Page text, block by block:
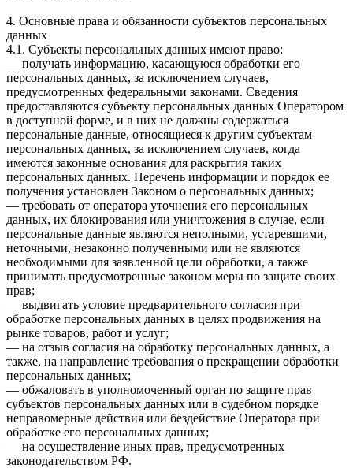
4. Основные права и обязанности субъектов персональных
данных
4.1. Субъекты персональных данных имеют право:
— получать информацию, касающуюся обработки его
персональных данных, за исключением случаев,
предусмотренных федеральными законами. Сведения
предоставляются субъекту персональных данных Оператором
в доступной форме, и в них не должны содержаться
персональные данные, относящиеся к другим субъектам
персональных данных, за исключением случаев, когда
имеются законные основания для раскрытия таких
персональных данных. Перечень информации и порядок ее
получения установлен Законом о персональных данных;
— требовать от оператора уточнения его персональных
данных, их блокирования или уничтожения в случае, если
персональные данные являются неполными, устаревшими,
неточными, незаконно полученными или не являются
необходимыми для заявленной цели обработки, а также
принимать предусмотренные законом меры по защите своих
прав;
— выдвигать условие предварительного согласия при
обработке персональных данных в целях продвижения на
рынке товаров, работ и услуг;
— на отзыв согласия на обработку персональных данных, а
также, на направление требования о прекращении обработки
персональных данных;
— обжаловать в уполномоченный орган по защите прав
субъектов персональных данных или в судебном порядке
неправомерные действия или бездействие Оператора при
обработке его персональных данных;
— на осуществление иных прав, предусмотренных
законодательством РФ.